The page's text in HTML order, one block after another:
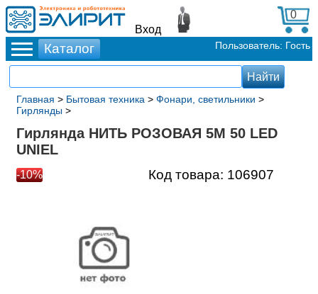
Вход
0
Пользователь: Гость
Главная > Бытовая техника > Фонари, светильники >
Гирлянды >
Гирлянда НИТЬ РОЗОВАЯ 5М 50 LED
UNIEL
-10% Код товара: 106907